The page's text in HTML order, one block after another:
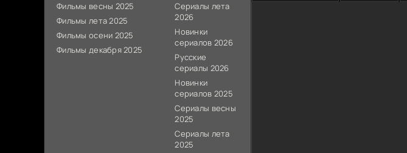
Фильмы весны 2025
Фильмы лета 2025
Фильмы осени 2025
Фильмы декабря 2025
Сериалы лета
2026
Новинки
сериалов 2026
Русские
сериалы 2026
Новинки
сериалов 2025
Сериалы весны
2025
Сериалы лета
2025